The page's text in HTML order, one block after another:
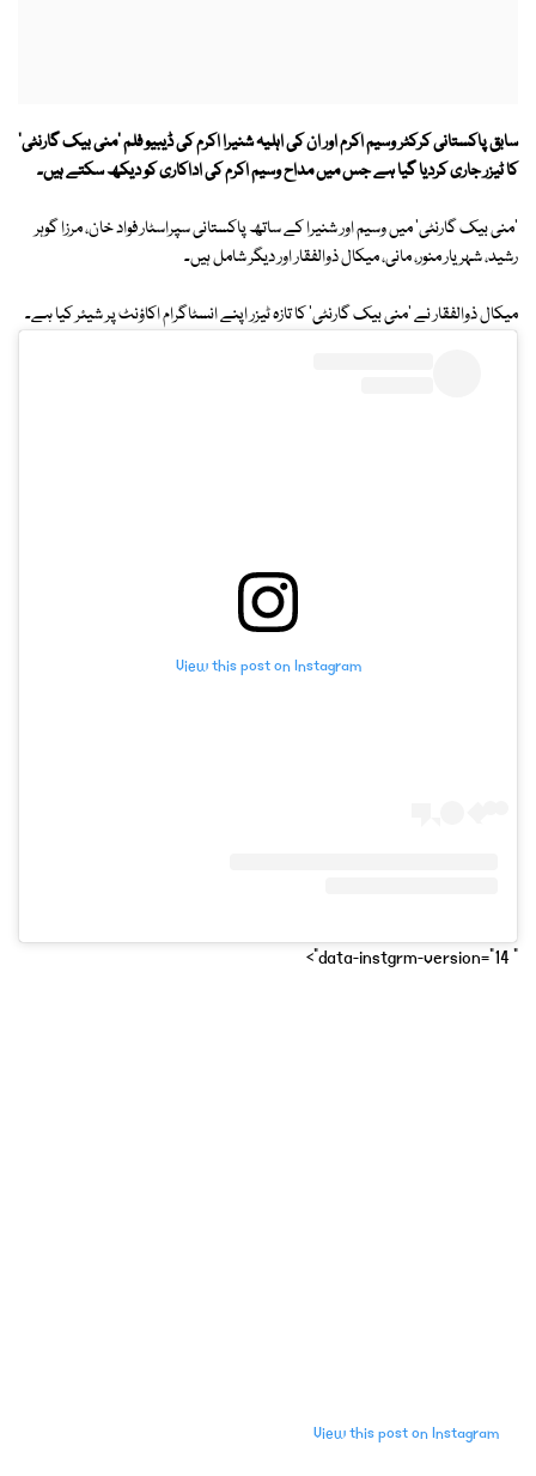
سابق پاکستانی کرکٹر وسیم اکرم اور ان کی اہلیہ شنیرا اکرم کی ڈیبیو فلم 'منی بیک گارنٹی'
کا ٹیزر جاری کردیا گیا ہے جس میں مداح وسیم اکرم کی اداکاری کو دیکھ سکتے ہیں۔
'منی بیک گارنٹی' میں وسیم اور شنیرا کے ساتھ پاکستانی سپراسٹار فواد خان، مرزا گوہر
رشید، شہریار منور، مانی، میکال ذوالفقار اور دیگر شامل ہیں۔
میکال ذوالفقار نے 'منی بیک گارنٹی' کا تازہ ٹیزر اپنے انسٹاگرام اکاؤنٹ پر شیئر کیا ہے۔
View this post on Instagram
" data-instgrm-version="14">
View this post on Instagram